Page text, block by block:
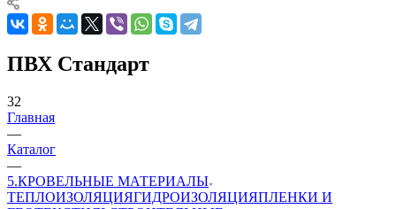
ПВХ Стандарт
32
Главная
—
Каталог
—
5.КРОВЕЛЬНЫЕ МАТЕРИАЛЫ
ТЕПЛОИЗОЛЯЦИЯГИДРОИЗОЛЯЦИЯПЛЕНКИ И